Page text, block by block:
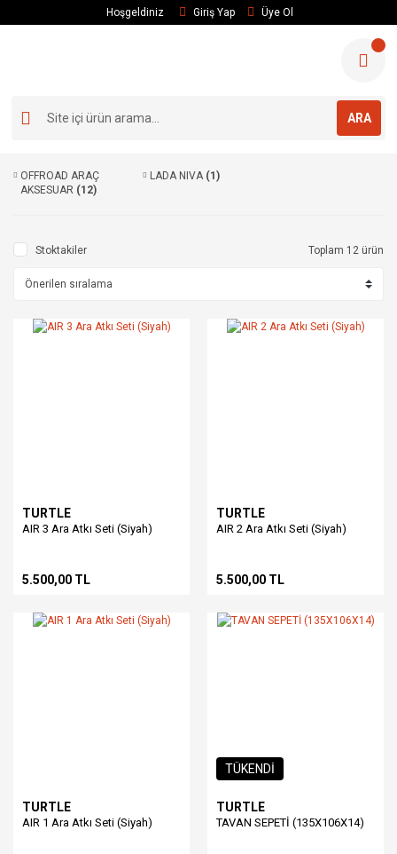
Hoşgeldiniz Giriş Yap Üye Ol
ARA
OFFROAD ARAÇ
AKSESUAR (12)
LADA NIVA (1)
Stoktakiler Toplam 12 ürün
TURTLE
AIR 3 Ara Atkı Seti (Siyah)
5.500,00 TL
TURTLE
AIR 2 Ara Atkı Seti (Siyah)
5.500,00 TL
TURTLE
AIR 1 Ara Atkı Seti (Siyah)
TÜKENDİ
TURTLE
TAVAN SEPETİ (135X106X14)